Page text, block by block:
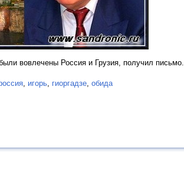
вовлечены Россия и Грузия, получил письмо.
, игорь, гиоргадзе, обида